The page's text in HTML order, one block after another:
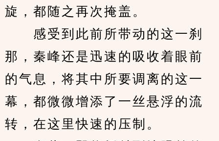
旋，都随之再次掩盖。
感受到此前所带动的这一刹
那，秦峰还是迅速的吸收着眼前
的气息，将其中所要调离的这一
幕，都微微增添了一丝悬浮的流
转，在这里快速的压制。